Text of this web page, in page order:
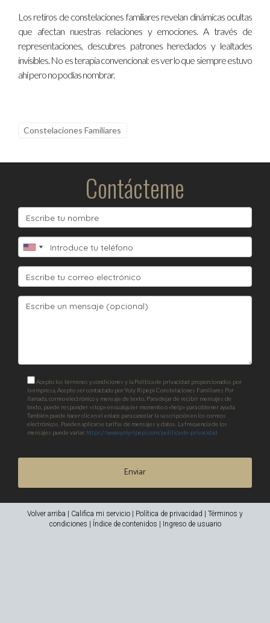
Los retiros de constelaciones familiares revelan dinámicas ocultas
que afectan nuestras relaciones y emociones. A través de
representaciones, descubres patrones heredados y lealtades
invisibles. No es terapia convencional: es ver lo que siempre estuvo
ahí pero no podías nombrar.
Constelaciones Familiares
Contácteme
Acepto los términos y condiciones y la Política de privacidad proporcionados por
la empresa. Acepto ser contactado por Yoly Ripepi Constelaciones Familiares Por
llamada, correo electrónico y mensaje de texto. Para dejar de recibir mensajes de
texto, puede responder «stop» en cualquier momento o «help» para obtener ayuda.
También puede hacer clic en el enlace para cancelar la suscripción en los correos
electrónicos. Pueden aplicarse tarifas de mensajes y datos. La frecuencia de los
mensajes puede variar. https://www.yolyripepi.com/politica-de-privacidad
Enviar
Volver arriba Califica mi servicio Política de privacidad
Términos y
condiciones
Índice de contenidos Ingreso de usuario